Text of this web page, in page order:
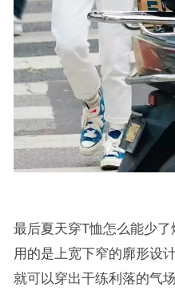
最后夏天穿T恤怎么能少
用的是上宽下窄的廓形设
就可以穿出干练利落的气